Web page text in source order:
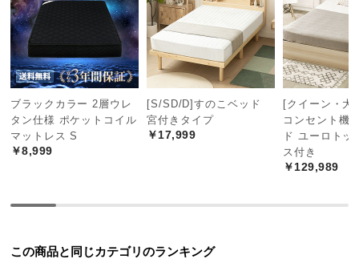
中
型
商
品
の
配
送
に
つ
型
暮らしに馴染むフロアベッド
日本人が古来より親しみを持つロースタイル。床に
近い暮らしは気持ちが安らぎます。
ブラックカラー 2層ウレ
タン仕様 ポケットコイル
マットレス S
￥8,999
[S/SD/D]すのこベッド
宮付きタイプ
￥17,999
[クイーン・大
コンセント機
ド ユーロトッ
ス付き
￥129,989
この商品と同じカテゴリのランキング